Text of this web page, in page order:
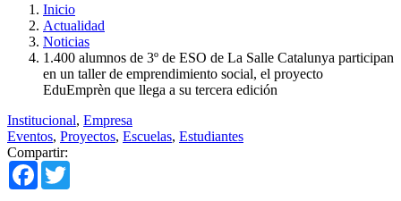
Inicio
Actualidad
Noticias
1.400 alumnos de 3º de ESO de La Salle Catalunya participan
en un taller de emprendimiento social, el proyecto
EduEmprèn que llega a su tercera edición
Institucional, Empresa
Eventos, Proyectos, Escuelas, Estudiantes
Compartir:
Facebook